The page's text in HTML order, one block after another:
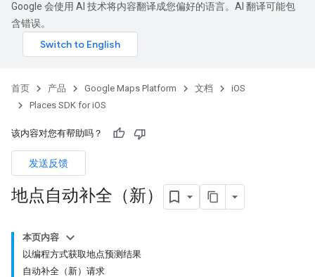
Google 会使用 AI 技术将内容翻译成您偏好的语言。AI 翻译可能包
含错误。
首页 产品 Google Maps Platform 文档
iOS
Places SDK for iOS
该内容对您有帮助吗？
发送反馈
地点自动补全（新）
本页内容
以编程方式获取地点预测结果
自动补全（新）请求